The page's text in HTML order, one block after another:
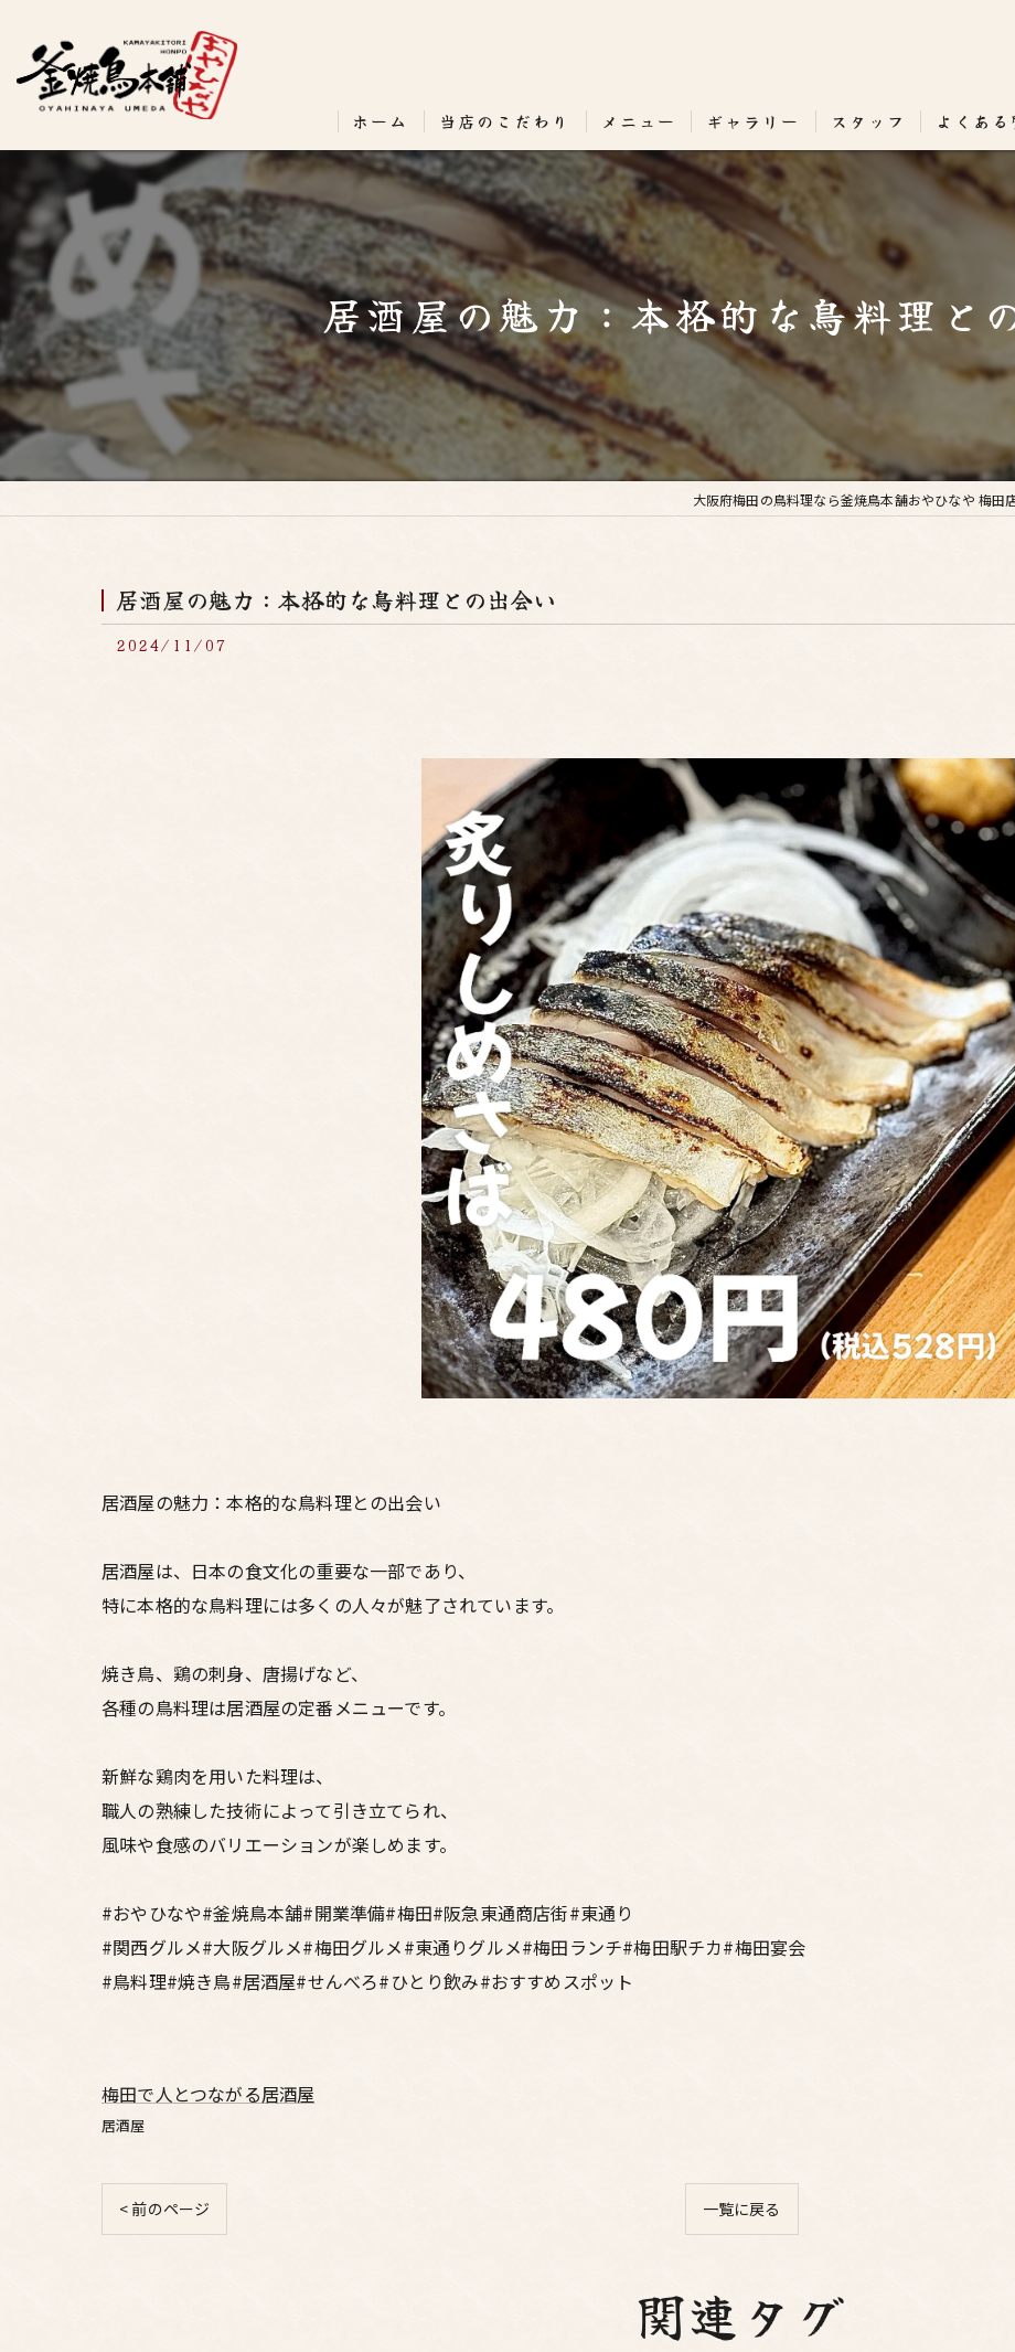
ホーム 当店のこだわり メニュー ギャラリー スタッフ よくある
居酒屋の魅力：本格的な鳥料理と
大阪府梅田の鳥料理なら釜焼鳥本舗おやひなや 梅田
居酒屋の魅力：本格的な鳥料理との出会い
2024/11/07
居酒屋の魅力：本格的な鳥料理との出会い
居酒屋は、日本の食文化の重要な一部であり、
特に本格的な鳥料理には多くの人々が魅了されています。
焼き鳥、鶏の刺身、唐揚げなど、
各種の鳥料理は居酒屋の定番メニューです。
新鮮な鶏肉を用いた料理は、
職人の熟練した技術によって引き立てられ、
風味や食感のバリエーションが楽しめます。
#おやひなや#釜焼鳥本舗#開業準備#梅田#阪急東通商店街#東通り
#関西グルメ#大阪グルメ#梅田グルメ#東通りグルメ#梅田ランチ#梅田駅チカ#梅田宴会
#鳥料理#焼き鳥#居酒屋#せんべろ#ひとり飲み#おすすめスポット
梅田で人とつながる居酒屋
居酒屋
< 前のページ 一覧に戻る
関連タグ